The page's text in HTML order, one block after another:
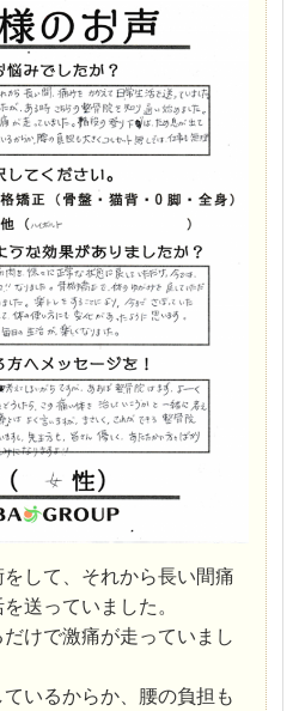
して、それから長い間痛
送っていました。
けで激痛が走っていまし
いるからか、腰の負担も